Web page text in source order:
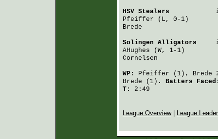
HSV Stealers
Pfeiffer (L, 0-1)
Brede
Solingen Alligators
AHughes (W, 1-1)
Cornelsen
WP: Pfeiffer (1), Brede
Brede (1). Batters
T:
2:49
League Overview| League